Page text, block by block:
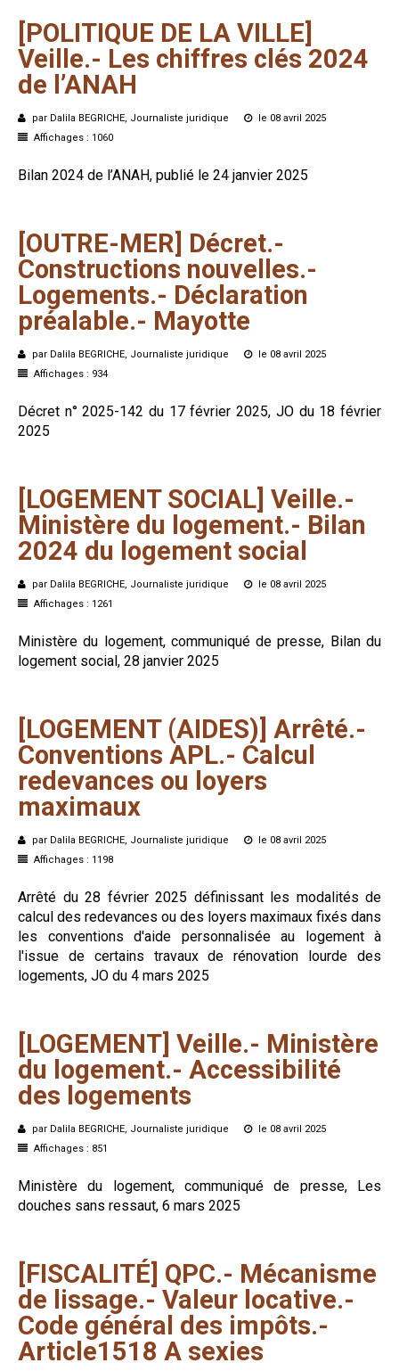
[POLITIQUE DE LA VILLE]
Veille.- Les chiffres clés 2024
de l’ANAH
par Dalila BEGRICHE, Journaliste juridique
le 08 avril 2025
Affichages : 1060
Bilan 2024 de l’ANAH, publié le 24 janvier 2025
[OUTRE-MER] Décret.-
Constructions nouvelles.-
Logements.- Déclaration
préalable.- Mayotte
par Dalila BEGRICHE, Journaliste juridique
le 08 avril 2025
Affichages : 934
Décret n° 2025-142 du 17 février 2025, JO du 18 février
2025
[LOGEMENT SOCIAL] Veille.-
Ministère du logement.- Bilan
2024 du logement social
par Dalila BEGRICHE, Journaliste juridique
le 08 avril 2025
Affichages : 1261
Ministère du logement, communiqué de presse, Bilan du
logement social, 28 janvier 2025
[LOGEMENT (AIDES)] Arrêté.-
Conventions APL.- Calcul
redevances ou loyers
maximaux
par Dalila BEGRICHE, Journaliste juridique
le 08 avril 2025
Affichages : 1198
Arrêté du 28 février 2025 définissant les modalités de
calcul des redevances ou des loyers maximaux fixés dans
les conventions d'aide personnalisée au logement à
l'issue de certains travaux de rénovation lourde des
logements, JO du 4 mars 2025
[LOGEMENT] Veille.- Ministère
du logement.- Accessibilité
des logements
par Dalila BEGRICHE, Journaliste juridique
le 08 avril 2025
Affichages : 851
Ministère du logement, communiqué de presse, Les
douches sans ressaut, 6 mars 2025
[FISCALITÉ] QPC.- Mécanisme
de lissage.- Valeur locative.-
Code général des impôts.-
Article1518 A sexies